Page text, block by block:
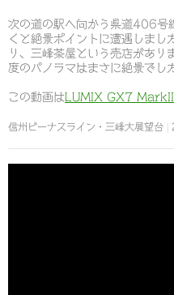
次の道の駅へ向かう県道406号
くと絶景ポイントに遭遇しまし
り、三峰茶屋という売店があ
度のパノラマはまさに絶景でし
この動画は LUMIX GX7 MarkII
信州ビーナスライン・三峰大展望台